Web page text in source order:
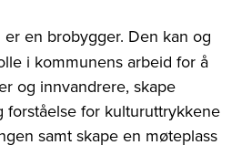
er en brobygger. Den kan og
i kommunens arbeid for å
og innvandrere, skape
forståelse for kulturuttrykkene
samt skape en møteplass